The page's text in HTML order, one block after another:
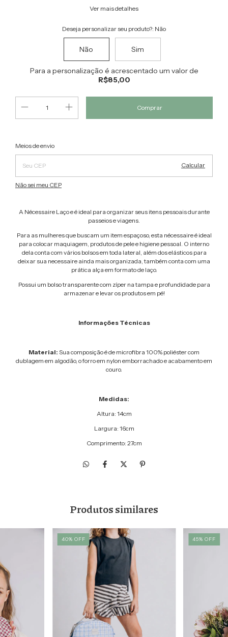
Ver mais detalhes
Deseja personalizar seu produto?: Não
Não Sim
Para a personalização é acrescentado um valor de
R$85,00
Entregas para o CEP:
Meios de envio
Calcular
Não sei meu CEP
A Nécessaire Laço e é ideal para organizar seus itens pessoais durante
passeios e viagens.
Para as mulheres que buscam um item espaçoso, esta nécessaire é ideal
para colocar maquiagem, produtos de pele e higiene pessoal. O interno
dela conta com vários bolsos em toda lateral, além dos elásticos para
deixar sua necessaire ainda mais organizada, também conta com uma
prática alça em formato de laço.
Possui um bolso transparente com zíper na tampa e profundidade para
armazenar e levar os produtos em pé!
Informações Técnicas
Material: Sua composição é de microfibra 100% poliéster com
dublagem em algodão, o forro em nylon emborrachado e acabamento em
couro.
Medidas:
Altura: 14cm
Largura: 16cm
Comprimento: 27cm
Produtos similares
40% OFF 45%OFF